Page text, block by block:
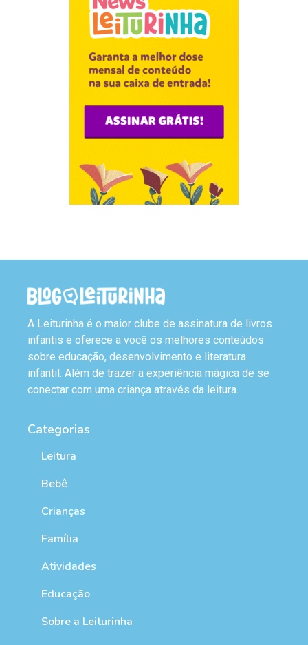
A Leiturinha é o maior clube de assinatura de livros
infantis e oferece a você os melhores conteúdos
sobre educação, desenvolvimento e literatura
infantil. Além de trazer a experiência mágica de se
conectar com uma criança através da leitura.
Categorias
Leitura
Bebê
Crianças
Família
Atividades
Educação
Sobre a Leiturinha